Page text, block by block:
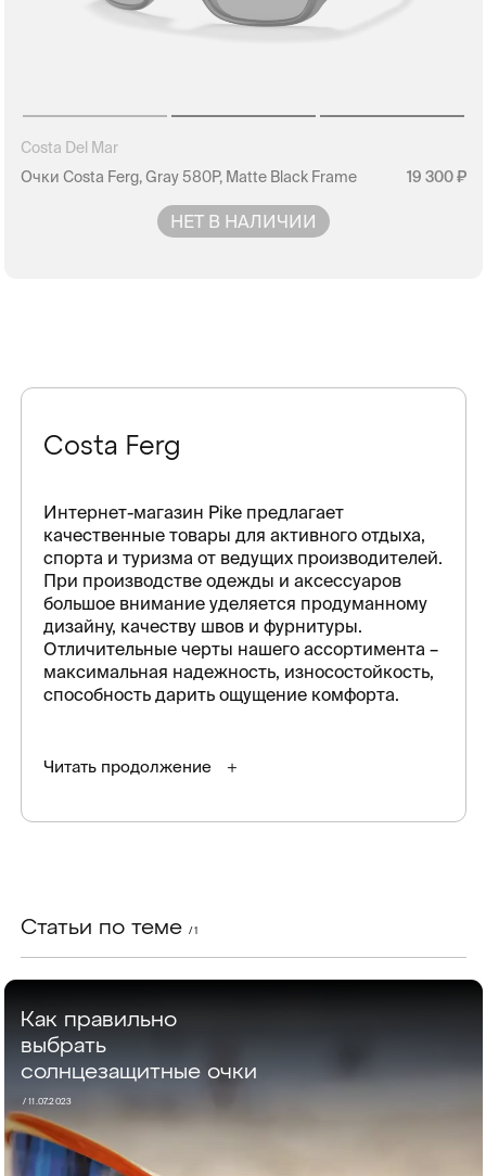
Costa Del Mar
Очки Costa Ferg, Gray 580P, Matte Black Frame
19 300
НЕТ В НАЛИЧИИ
Costa Ferg
Интернет-магазин Pike предлагает
качественные товары для активного отдыха,
спорта и туризма от ведущих производителей.
При производстве одежды и аксессуаров
большое внимание уделяется продуманному
дизайну, качеству швов и фурнитуры.
Отличительные черты нашего ассортимента –
максимальная надежность, износостойкость,
способность дарить ощущение комфорта.
Читать продолжение
Статьи по теме / 1
Как правильно
выбрать
солнцезащитные очки
/11.07.2023